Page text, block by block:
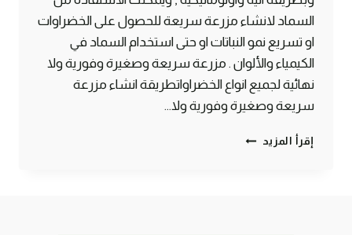
السماد لانشاء مزرعة سريعة للحصول على الخضراوات
او تسريع نمو النباتات او حتى استخدام السماد في
الكيمياء والألوان . مزرعة سريعة وصغيرة وفورية ولا
نهائية لجميع انواع الخضراواتطريقة انشاء مزرعة
سريعة وصغيرة وفورية ولا…
إقرأ المزيد طريقة